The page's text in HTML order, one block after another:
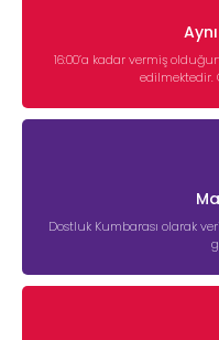
16:00’a kadar vermiş
edilmektedir.
Dostluk Kumbarası olarak